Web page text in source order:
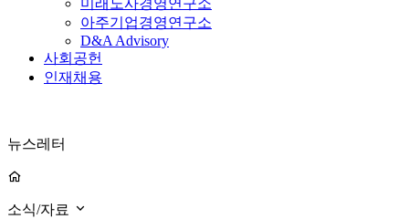
미래노사경영연구소
아주기업경영연구소
D&A Advisory
사회공헌
인재채용
뉴스레터
소식/자료